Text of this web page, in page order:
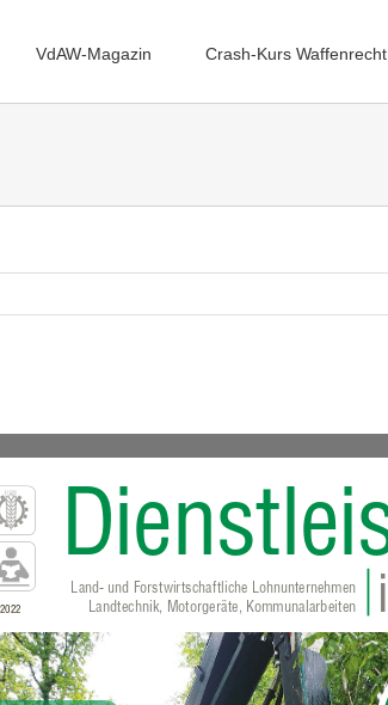
VdAW-Magazin Crash-Kurs Waffenrecht